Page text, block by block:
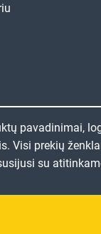
pavadinimai,
Visi prekių
su